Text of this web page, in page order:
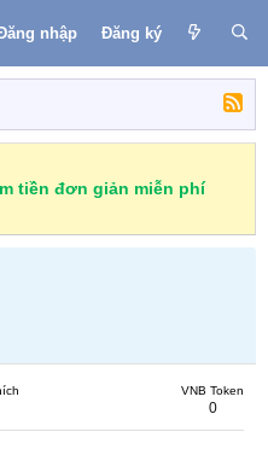
nhập Đăng ký
tiền đơn giản miễn phí
VNB Token
0